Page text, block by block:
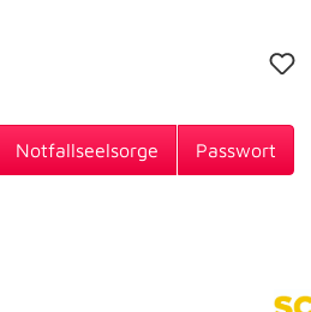
Notfallseelsorge Passwort